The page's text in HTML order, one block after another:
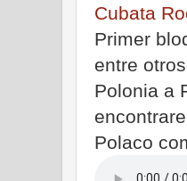
Cubata
Primer
entre
Polonia a
Polaco